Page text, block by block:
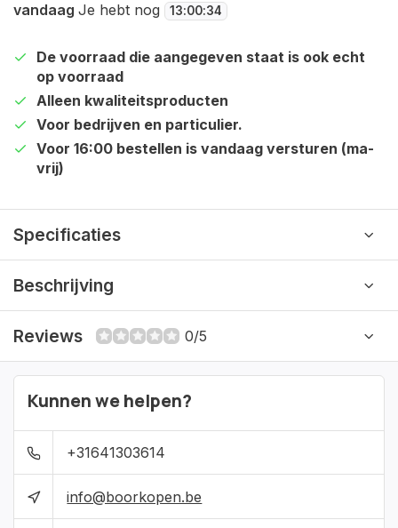
vandaag Je hebt nog 13:00:34
De voorraad die aangegeven staat is ook echt
op voorraad
Alleen kwaliteitsproducten
Voor bedrijven en particulier.
Voor 16:00 bestellen is vandaag versturen (ma-
vrij)
Specificaties
Beschrijving
Reviews 0/5
Kunnen we helpen?
+31641303614
info@boorkopen.be